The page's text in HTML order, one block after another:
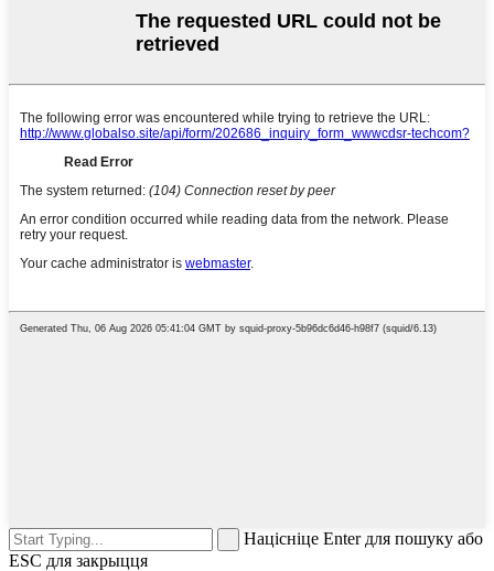
Націсніце Enter для пошуку або
ESC для закрыцця